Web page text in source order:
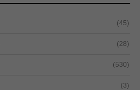
(45)
(28)
(530)
(3)